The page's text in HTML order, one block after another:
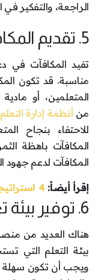
الراجعة، والتفكير في
5. تقديم المكافآت المناسبة
تفيد المكافآت في
مناسبة. قد تكون
المتعلمين، أو
من أنظمة إدارة التعلم
للاحتفاء بنجاح
المكافآت باهظة
المكافآت لدعم جهود
إقرأ أيضاً:4 استراتيجيات للتعلم المستمر
6. توفير بيئة تعلم مناسبة
هناك العديد من
بيئة التعلم التي
ويجب أن تكون سهلة